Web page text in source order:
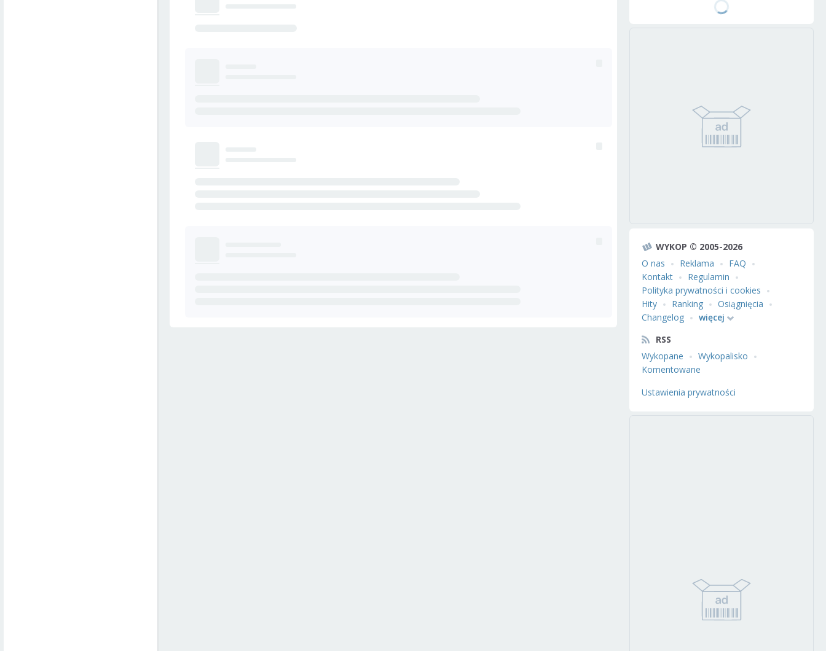
WYKOP © 2005-2026
O nas
Reklama
FAQ
Kontakt
Regulamin
Polityka prywatności i cookies
Hity
Ranking
Osiągnięcia
Changelog
więcej
RSS
Wykopane
Wykopalisko
Komentowane
Ustawienia prywatności